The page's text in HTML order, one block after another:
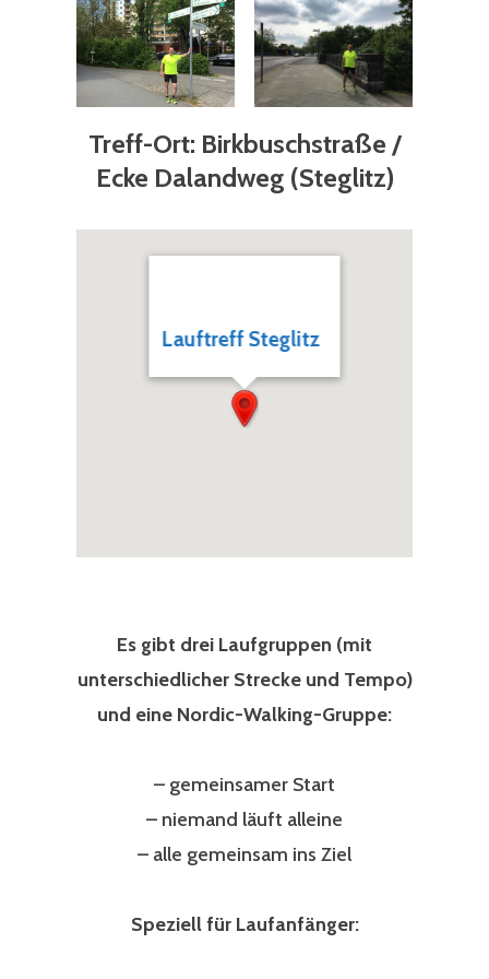
Treff-Ort: Birkbuschstraße /
Ecke Dalandweg (Steglitz)
Lauftreff Steglitz
Es gibt drei Laufgruppen (mit
unterschiedlicher Strecke und Tempo)
und eine Nordic-Walking-Gruppe:
– gemeinsamer Start
– niemand läuft alleine
– alle gemeinsam ins Ziel
Speziell für Laufanfänger: